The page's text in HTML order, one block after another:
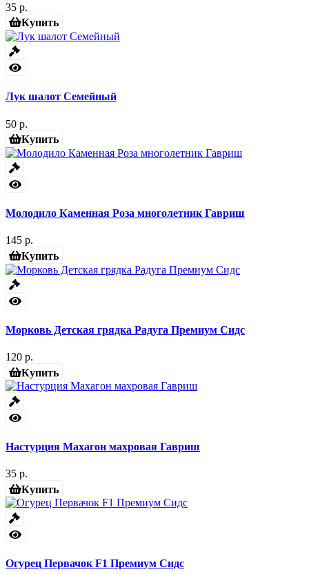
35 р.
Купить
Лук шалот Семейный
50 р.
Купить
Молодило Каменная Роза многолетник Гавриш
145 р.
Купить
Морковь Детская грядка Радуга Премиум Сидс
120 р.
Купить
Настурция Махагон махровая Гавриш
35 р.
Купить
Огурец Первачок F1 Премиум Сидс